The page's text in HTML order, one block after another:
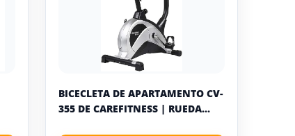
BICECLETA DE APARTAMENTO CV-
355 DE CAREFITNESS | RUEDA...